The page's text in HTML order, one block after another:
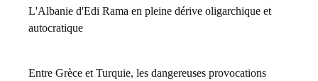
L'Albanie d'Edi Rama en pleine dérive oligarchique et
autocratique
Entre Grèce et Turquie, les dangereuses provocations